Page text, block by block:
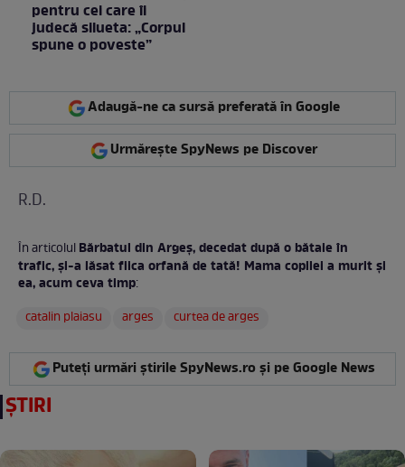
pentru cei care îi
judecă silueta: „Corpul
spune o poveste”
Adaugă-ne ca sursă preferată în Google
Urmărește SpyNews pe Discover
R.D.
În articolulBărbatul din Argeș, decedat după o bătaie în
trafic, și-a lăsat fiica orfană de tată! Mama copilei a murit și
ea, acum ceva timp:
catalin plaiasu
arges curtea de arges
Puteți urmări știrile SpyNews.ro și pe Google News
ȘTIRI